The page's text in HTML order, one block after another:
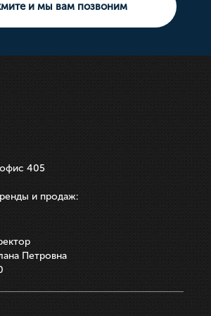
НА ПРОСМОТР
750 000р.
000 000р.
НА ПРОСМОТР
21 100 000р.
и мы вам позвоним
405
и продаж:
Петровна